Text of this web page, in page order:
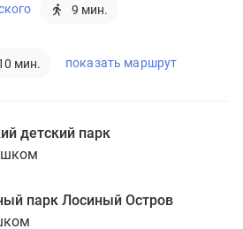
9 мин.
мин. показать маршрут
детский парк
парк Лосиный Остров